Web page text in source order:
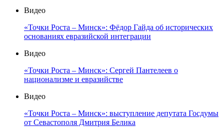
Видео
«Точки Роста – Минск»: Фёдор Гайда об исторических
основаниях евразийской интеграции
Видео
«Точки Роста – Минск»: Сергей Пантелеев о
национализме и евразийстве
Видео
«Точки Роста – Минск»: выступление депутата Госдумы
от Севастополя Дмитрия Белика